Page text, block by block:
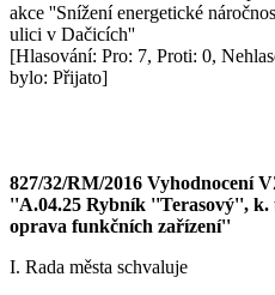
akce ''Snížení energetické
ulici v Dačicích''
[Hlasování: Pro: 7, Proti: 0,
bylo: Přijato]
827/32/RM/2016 Vyhodnocení
''A.04.25 Rybník ''Terasový'', k.
oprava funkčních zařízení''
I. Rada města schvaluje